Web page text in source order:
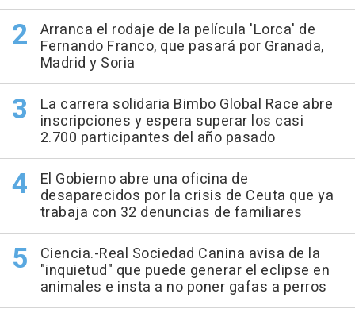
Arranca el rodaje de la película 'Lorca' de
Fernando Franco, que pasará por Granada,
Madrid y Soria
La carrera solidaria Bimbo Global Race abre
inscripciones y espera superar los casi
2.700 participantes del año pasado
El Gobierno abre una oficina de
desaparecidos por la crisis de Ceuta que ya
trabaja con 32 denuncias de familiares
Ciencia.-Real Sociedad Canina avisa de la
"inquietud" que puede generar el eclipse en
animales e insta a no poner gafas a perros